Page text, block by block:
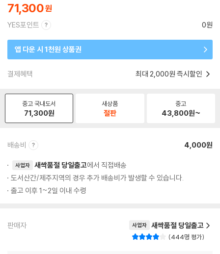
71,300
YES포인트 0원
앱 다운 시 1천원 상품권
결제혜택 최대 2,000원 즉시할인
중고 국내도서
71,300원
새상품
절판
중고
43,800원~
배송비 4,000원
사업자 새싹품절 당일출고에서 직접배송
도서산간/제주지역의 경우 추가 배송비가 발생할 수 있습니다.
출고 이후 1~2일 이내 수령
판매자 사업자 새싹품절 당일출고
444명 평가